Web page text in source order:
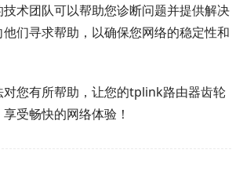
术团队可以帮助您诊断问题并提供解决
们寻求帮助，以确保您网络的稳定性和
对您有所帮助，让您的tplink路由器齿轮
受畅快的网络体验！